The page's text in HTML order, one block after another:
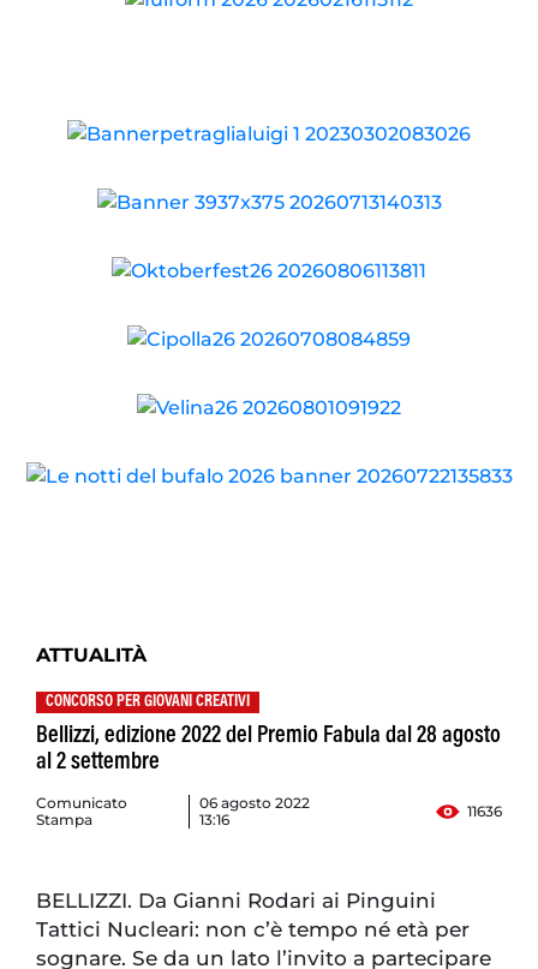
ATTUALITÀ
CONCORSO PER GIOVANI CREATIVI
Bellizzi, edizione 2022 del Premio Fabula dal 28 agosto
al 2 settembre
Comunicato
Stampa
06 agosto 2022
13:16
11636
BELLIZZI. Da Gianni Rodari ai Pinguini
Tattici Nucleari: non c’è tempo né età per
sognare. Se da un lato l’invito a partecipare